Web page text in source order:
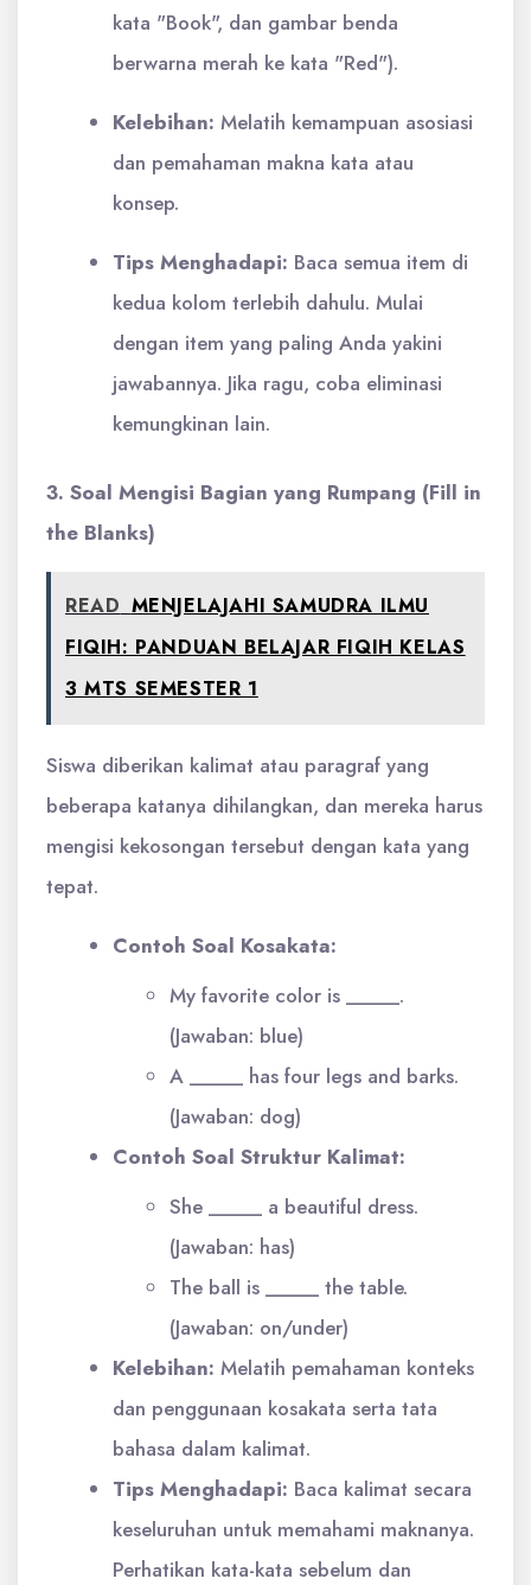
kata "Book", dan gambar benda
berwarna merah ke kata "Red").
Kelebihan: Melatih kemampuan asosiasi
dan pemahaman makna kata atau
konsep.
Tips Menghadapi: Baca semua item di
kedua kolom terlebih dahulu. Mulai
dengan item yang paling Anda yakini
jawabannya. Jika ragu, coba eliminasi
kemungkinan lain.
3. Soal Mengisi Bagian yang Rumpang (Fill in
the Blanks)
READ MENJELAJAHI SAMUDRA ILMU
FIQIH: PANDUAN BELAJAR FIQIH KELAS
3 MTS SEMESTER 1
Siswa diberikan kalimat atau paragraf yang
beberapa katanya dihilangkan, dan mereka harus
mengisi kekosongan tersebut dengan kata yang
tepat.
Contoh Soal Kosakata:
My favorite color is _____.
(Jawaban: blue)
A _____ has four legs and barks.
(Jawaban: dog)
Contoh Soal Struktur Kalimat:
She _____ a beautiful dress.
(Jawaban: has)
The ball is _____ the table.
(Jawaban: on/under)
Kelebihan: Melatih pemahaman konteks
dan penggunaan kosakata serta tata
bahasa dalam kalimat.
Tips Menghadapi: Baca kalimat secara
keseluruhan untuk memahami maknanya.
Perhatikan kata-kata sebelum dan